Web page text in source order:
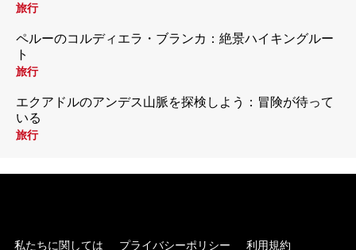
旅行
ペルーのコルディエラ・ブランカ：絶景ハイキングルー
ト
旅行
エクアドルのアンデス山脈を探検しよう：冒険が待って
いる
旅行
私たちに関しては プライバシーポリシー 利用規約